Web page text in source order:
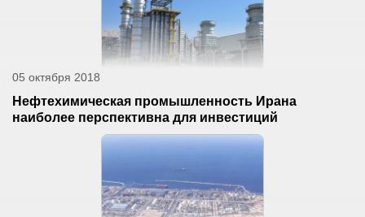
05 октября 2018
Нефтехимическая промышленность Ирана
наиболее перспективна для инвестиций